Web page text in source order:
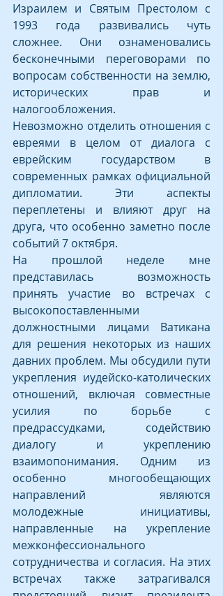
Израилем и Святым Престолом с
1993 года развивались чуть
сложнее. Они ознаменовались
бесконечными переговорами по
вопросам собственности на землю,
исторических прав и
налогообложения.
Невозможно отделить отношения с
евреями в целом от диалога с
еврейским государством в
современных рамках официальной
дипломатии. Эти аспекты
переплетены и влияют друг на
друга, что особенно заметно после
событий 7 октября.
На прошлой неделе мне
представилась возможность
принять участие во встречах с
высокопоставленными
должностными лицами Ватикана
для решения некоторых из наших
давних проблем. Мы обсудили пути
укрепления иудейско-католических
отношений, включая совместные
усилия по борьбе с
предрассудками, содействию
диалогу и укреплению
взаимопонимания. Одним из
особенно многообещающих
направлений являются
молодежные инициативы,
направленные на укрепление
межконфессионального
сотрудничества и согласия. На этих
встречах также затрагивался